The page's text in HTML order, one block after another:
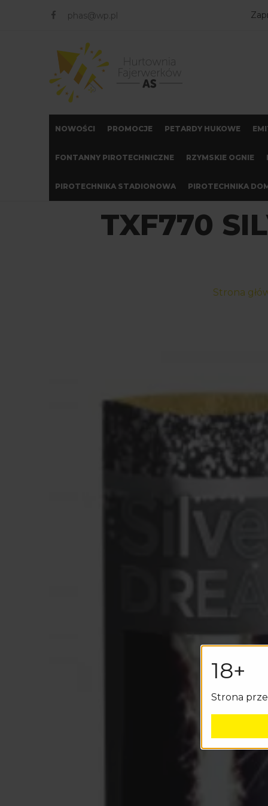
phas@wp.pl
NOWOŚCI PROMOCJE PETARDY HUKOWE
FONTANNY PIROTECHNICZNE RZYMSKIE OGNIE
PIROTECHNIKA STADIONOWA PIROTECHNIKA
TXF770
Strona
18+
Strona